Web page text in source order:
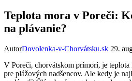
Teplota mora v Poreči:
na plávanie?
AutorDovolenka-v-Chorvátsku.sk 29.
V Poreči, chorvátskom prímorí, je
pre plážových nadšencov. Ale kedy je